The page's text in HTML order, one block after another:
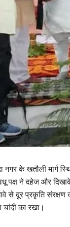
नगर के खतौली मार्ग
पक्ष ने दहेज और
से दूर प्रकृति संरक्षण
का रखा।